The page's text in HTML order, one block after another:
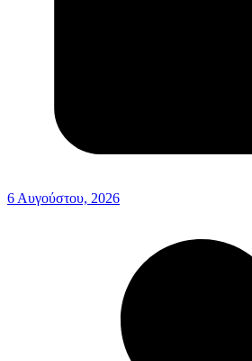
6 Αυγούστου, 2026